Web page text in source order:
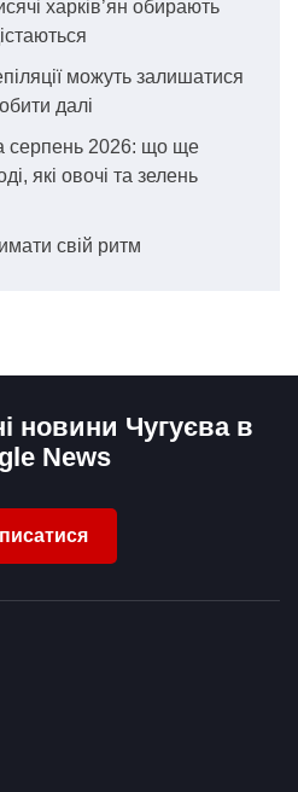
харків’ян обирають
можуть залишатися
далі
серпень 2026: що ще
які овочі та зелень
свій ритм
новини Чугуєва в
News